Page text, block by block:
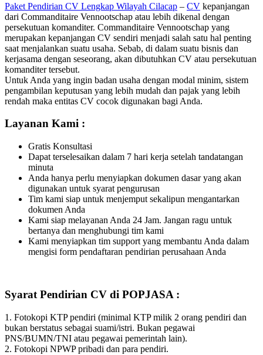
Paket Pendirian CV Lengkap Wilayah Cilacap – CV kepanjangan
dari Commanditaire Vennootschap atau lebih dikenal dengan
persekutuan komanditer. Commanditaire Vennootschap yang
merupakan kepanjangan CV sendiri menjadi salah satu hal penting
saat menjalankan suatu usaha. Sebab, di dalam suatu bisnis dan
kerjasama dengan seseorang, akan dibutuhkan CV atau persekutuan
komanditer tersebut.
Untuk Anda yang ingin badan usaha dengan modal minim, sistem
pengambilan keputusan yang lebih mudah dan pajak yang lebih
rendah maka entitas CV cocok digunakan bagi Anda.
Layanan Kami :
Gratis Konsultasi
Dapat terselesaikan dalam 7 hari kerja setelah tandatangan
minuta
Anda hanya perlu menyiapkan dokumen dasar yang akan
digunakan untuk syarat pengurusan
Tim kami siap untuk menjemput sekalipun mengantarkan
dokumen Anda
Kami siap melayanan Anda 24 Jam. Jangan ragu untuk
bertanya dan menghubungi tim kami
Kami menyiapkan tim support yang membantu Anda dalam
mengisi form pendaftaran pendirian perusahaan Anda
Syarat Pendirian CV di POPJASA :
1. Fotokopi KTP pendiri (minimal KTP milik 2 orang pendiri dan
bukan berstatus sebagai suami/istri. Bukan pegawai
PNS/BUMN/TNI atau pegawai pemerintah lain).
2. Fotokopi NPWP pribadi dan para pendiri.